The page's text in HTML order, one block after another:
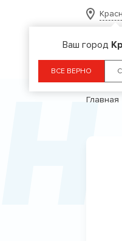
Ваш город
ВСЕ ВЕРНО
Главная